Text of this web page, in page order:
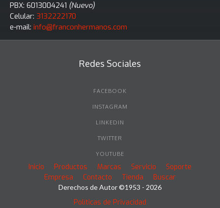
PBX: 6013004241 (Nuevo)
Celular: 3132222170
e-mail: info@franconhermanos.com
Redes Sociales
FACEBOOK
INSTAGRAM
LINKEDIN
TWITTER
YOUTUBE
Inicio Productos Marcas Servicio
Soporte
Empresa
Contacto Tienda Buscar
Derechos de Autor ©1953 - 2026
Políticas de Privacidad